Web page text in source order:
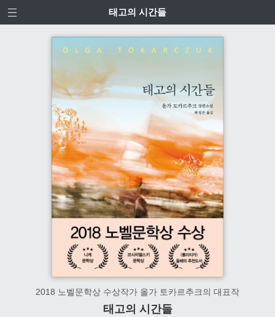
태고의 시간들
2018 노벨문학상 수상작가 올가 토카르추크의 대표작
태고의 시간들